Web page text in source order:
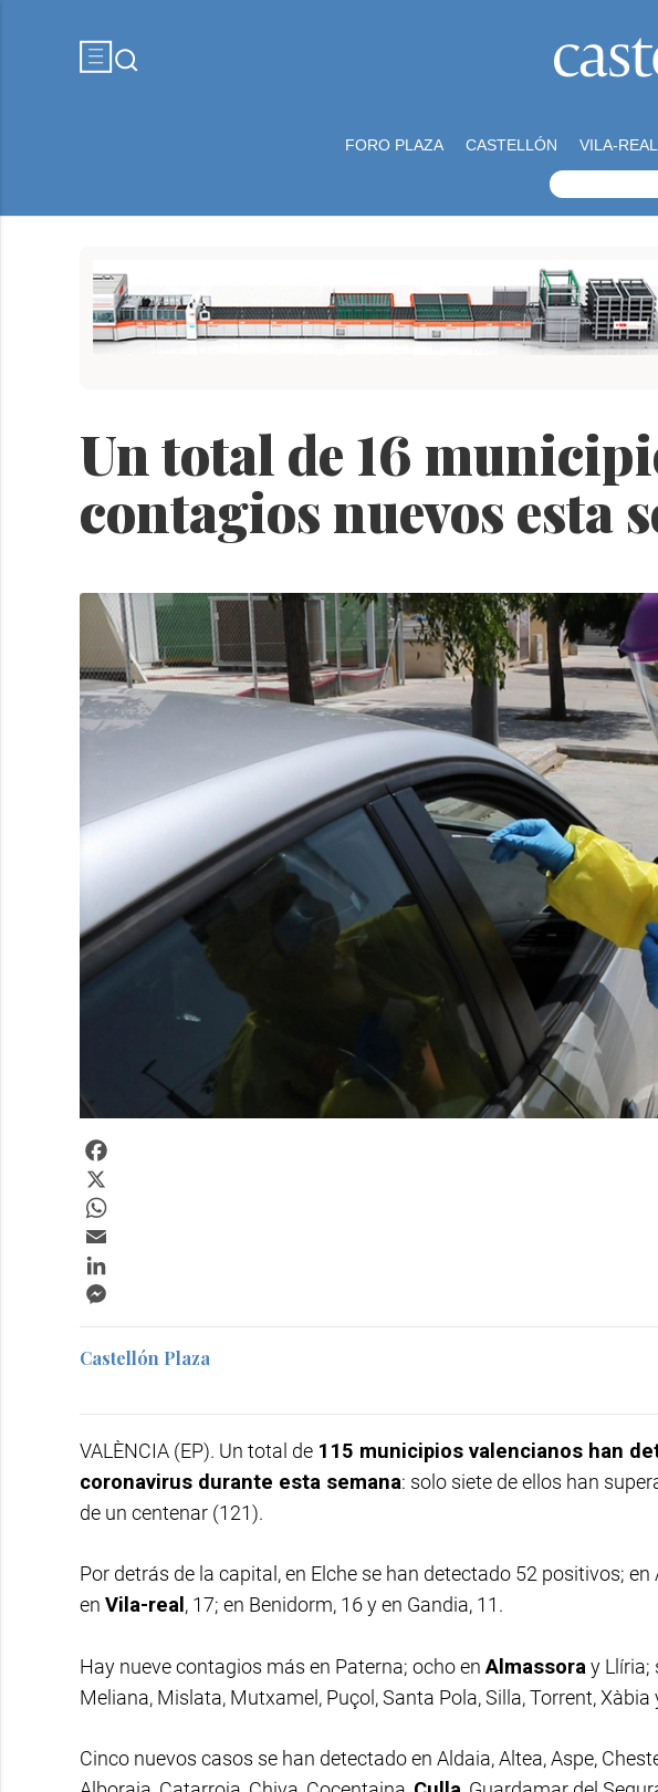
FORO PLAZA CASTELLÓN VILA-REAL
Un total de 16
contagios nuevos esta
Castellón Plaza
VALÈNCIA (EP). Un total de 115 municipios valencianos han
coronavirus durante esta semana: solo siete de ellos han
de un centenar (121).
Por detrás de la capital, en Elche se han detectado 52 positivos; en
en Vila-real , 17; en Benidorm, 16 y en Gandia, 11.
Hay nueve contagios más en Paterna; ocho en Almassora y Llíria;
Meliana, Mislata, Mutxamel, Puçol, Santa Pola, Silla, Torrent, Xàbia
Cinco nuevos casos se han detectado en Aldaia, Altea, Aspe,